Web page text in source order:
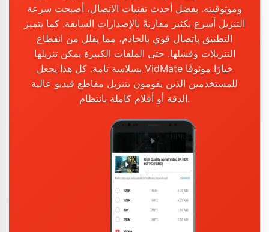
وموثوقيته. بفضل أحدث تقنيات الاتصال، أصبحت سرعة
التنزيل أسرع بكثير مقارنةً بالإصدارات السابقة. كما يتميز
التطبيق باتصال قوي بالخادم، مما يقلل من انقطاع
التنزيلات وفشلها. حتى الملفات الكبيرة يمكن تنزيلها
بسلاسة تامة. كل هذا يجعل VidMate خيارًا موثوقًا
للمستخدمين الذين يقومون بتنزيل مقاطع فيديو عالية
الدقة أو أفلام كاملة بانتظام.